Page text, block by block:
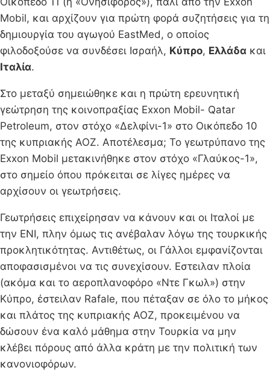
Mobil, και αρχίζουν για πρώτη φορά συζητήσεις για τη
δημιουργία του αγωγού EastMed, ο οποίος
φιλοδοξούσε να συνδέσει Ισραήλ, Κύπρο, Ελλάδα και
Ιταλία.
Στο μεταξύ σημειώθηκε και η πρώτη ερευνητική
γεώτρηση της κοινοπραξίας Exxon Mobil- Qatar
Petroleum, στον στόχο «Δελφίνι-1» στο Οικόπεδο 10
της κυπριακής ΑΟΖ. Αποτέλεσμα; Το γεωτρύπανο της
Exxon Mobil μετακινήθηκε στον στόχο «Γλαύκος-1»,
στο σημείο όπου πρόκειται σε λίγες ημέρες να
αρχίσουν οι γεωτρήσεις.
Γεωτρήσεις επιχείρησαν να κάνουν και οι Ιταλοί με
την ΕΝΙ, πλην όμως τις ανέβαλαν λόγω της τουρκικής
προκλητικότητας. Αντιθέτως, οι Γάλλοι εμφανίζονται
αποφασισμένοι να τις συνεχίσουν. Εστειλαν πλοία
(ακόμα και το αεροπλανοφόρο «Ντε Γκωλ») στην
Κύπρο, έστειλαν Rafale, που πέταξαν σε όλο το μήκος
και πλάτος της κυπριακής ΑΟΖ, προκειμένου να
δώσουν ένα καλό μάθημα στην Τουρκία να μην
κλέβει πόρους από άλλα κράτη με την πολιτική των
κανονιοφόρων.